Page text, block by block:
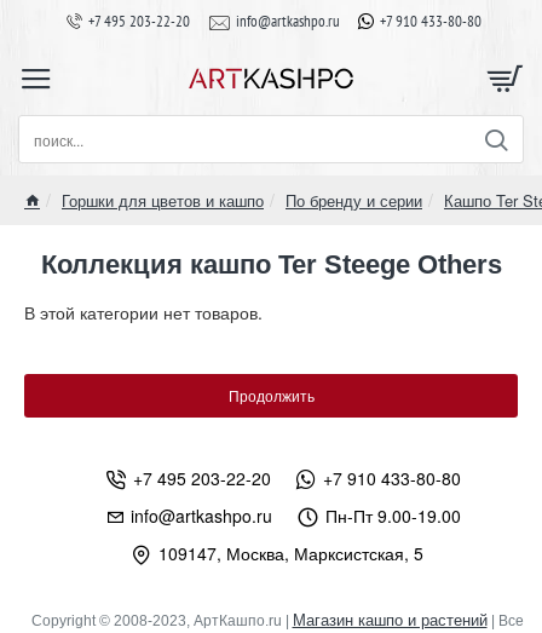
+7 495 203-22-20 info@artkashpo.ru +7 910 433-80-80
поиск...
Горшки для цветов и кашпо По бренду и серии Кашпо Ter
Коллекция кашпо Ter Steege Others
В этой категории нет товаров.
Продолжить
+7 495 203-22-20
+7 910 433-80-80
info@artkashpo.ru
Пн-Пт 9.00-19.00
109147, Москва, Марксистская, 5
Copyright © 2008-2023, АртКашпо.ru | Магазин кашпо и растений| Все